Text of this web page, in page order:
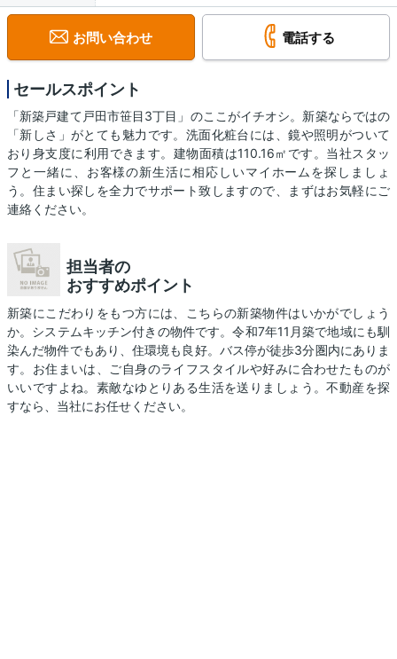
お問い合わせ 電話する
セールスポイント
「新築戸建て戸田市笹目3丁目」のここがイチオシ。新築ならではの
「新しさ」がとても魅力です。洗面化粧台には、鏡や照明がついて
おり身支度に利用できます。建物面積は110.16㎡です。当社スタッ
フと一緒に、お客様の新生活に相応しいマイホームを探しましょ
う。住まい探しを全力でサポート致しますので、まずはお気軽にご
連絡ください。
担当者の
おすすめポイント
新築にこだわりをもつ方には、こちらの新築物件はいかがでしょう
か。システムキッチン付きの物件です。令和7年11月築で地域にも馴
染んだ物件でもあり、住環境も良好。バス停が徒歩3分圏内にありま
す。お住まいは、ご自身のライフスタイルや好みに合わせたものが
いいですよね。素敵なゆとりある生活を送りましょう。不動産を探
すなら、当社にお任せください。